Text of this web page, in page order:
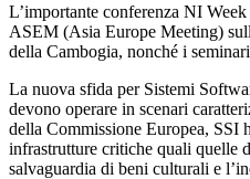
L’importante conferenza NI
ASEM (Asia Europe Meeting)
della Cambogia, nonché i
La nuova sfida per Sistemi
devono operare in scenari
della Commissione Europea, SSI
infrastrutture critiche quali quelle
salvaguardia di beni culturali e